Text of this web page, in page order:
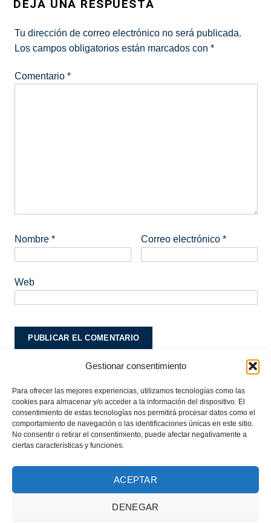
Gestionar consentimiento
Para ofrecer las mejores experiencias, utilizamos tecnologías como las
cookies para almacenar y/o acceder a la información del dispositivo. El
consentimiento de estas tecnologías nos permitirá procesar datos como el
comportamiento de navegación o las identificaciones únicas en este sitio.
No consentir o retirar el consentimiento, puede afectar negativamente a
ciertas características y funciones.
ACEPTAR
DENEGAR
DEJA UNA RESPUESTA
Tu dirección de correo electrónico no será publicada.
Los campos obligatorios están marcados con*
Comentario*
Nombre* Correo electrónico*
Web
Este sitio usa Akismet para reducir el spam.